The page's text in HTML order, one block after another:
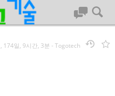
174일, 9시간, 3분 -Togotech